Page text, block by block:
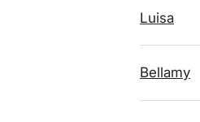
Luisa
Bellamy